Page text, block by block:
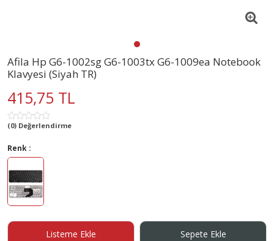
Afila Hp G6-1002sg G6-1003tx G6-1009ea Notebook
Klavyesi (Siyah TR)
415,75 TL
(0) Değerlendirme
Renk :
Listeme Ekle Sepete Ekle